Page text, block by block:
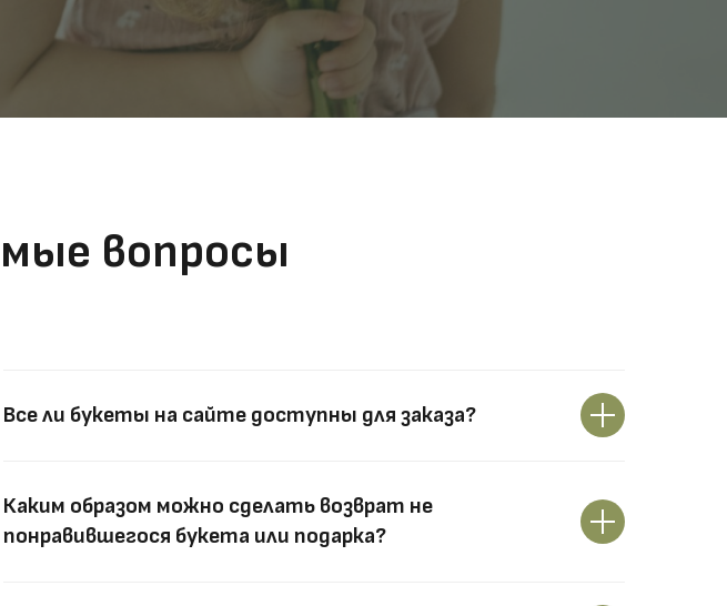
вопросы
Все ли букеты на сайте доступны для заказа?
Каким образом можно сделать возврат не
понравившегося букета или подарка?